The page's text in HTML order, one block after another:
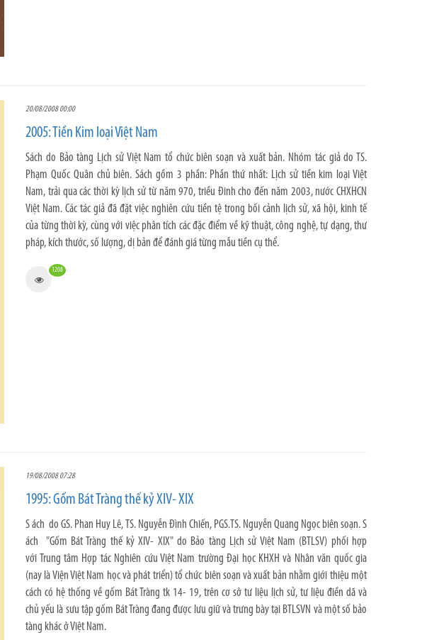
20/08/2008 00:00
2005: Tiền Kim loại Việt Nam
Sách do Bảo tàng Lịch sử Việt Nam tổ chức biên soạn và xuất bản. Nhóm tác giả do TS.
Phạm Quốc Quân chủ biên. Sách gồm 3 phần: Phần thứ nhất: Lịch sử tiền kim loại Việt
Nam, trải qua các thời kỳ lịch sử từ năm 970, triều Ðinh cho đến năm 2003, nước CHXHCN
Việt Nam. Các tác giả đã đặt việc nghiên cứu tiền tệ trong bối cảnh lịch sử, xã hội, kinh tế
của từng thời kỳ, cùng với việc phân tích các đặc điểm về kỹ thuật, công nghệ, tự dạng, thư
pháp, kích thước, số lượng, dị bản để đánh giá từng mẫu tiền cụ thể.
1208
19/08/2008 07:28
1995: Gốm Bát Tràng thế kỷ XIV- XIX
S ách do GS. Phan Huy Lê, TS. Nguyễn Đình Chiến, PGS.TS. Nguyễn Quang Ngọc biên soạn. S
ách "Gốm Bát Tràng thế kỷ XIV- XIX" do Bảo tàng Lịch sử Việt Nam (BTLSV) phối hợp
với Trung tâm Hợp tác Nghiên cứu Việt Nam trường Đại học KHXH và Nhân văn quốc gia
(nay là Viện Việt Nam học và phát triển) tổ chức biên soạn và xuất bản nhằm giới thiệu một
cách có hệ thống về gốm Bát Tràng tk 14- 19, trên cơ sở tư liệu lịch sử, tư liệu điền dã và
chủ yếu là sưu tập gốm Bát Tràng đang được lưu giữ và trưng bày tại BTLSVN và một số bảo
tàng khác ở Việt Nam.